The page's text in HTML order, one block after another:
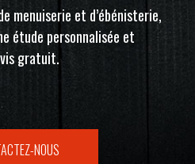
menuiserie et d’ébénisterie,
étude personnalisée et
gratuit.
NOUS